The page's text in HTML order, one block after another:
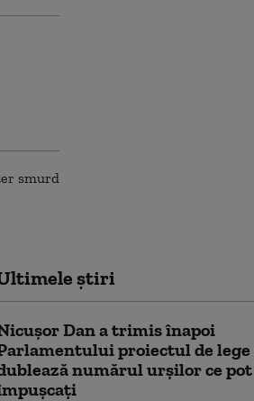
știri
Dan a trimis înapoi
proiectul de lege
numărul urșilor ce